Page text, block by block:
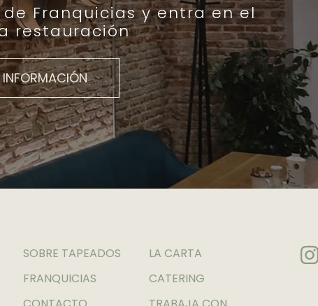
Franquicias y entra en el
restauración
SOBRE TAPEADOS
LA CARTA
FRANQUICIAS
CATERING